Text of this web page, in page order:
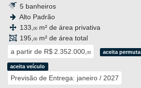
5 banheiros
Alto Padrão
133, 00 m² de área privativa
195, 00 m² de área total
a partir de R$ 2.352.000, 00 aceita permuta
aceita veículo
Previsão de Entrega: janeiro / 2027